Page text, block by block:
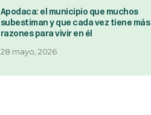
Apodaca: el municipio que muchos
subestiman y que cada vez tiene más
razones para vivir en él
28 mayo, 2026